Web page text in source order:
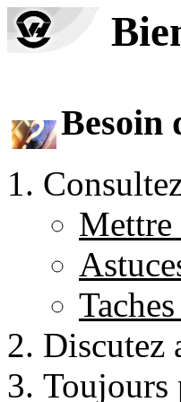
Besoin
Mettre
Discutez
Toujours